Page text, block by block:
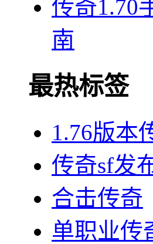
传奇1.70
南
最热标签
1.76版本
传奇sf发
合击传奇
单职业传